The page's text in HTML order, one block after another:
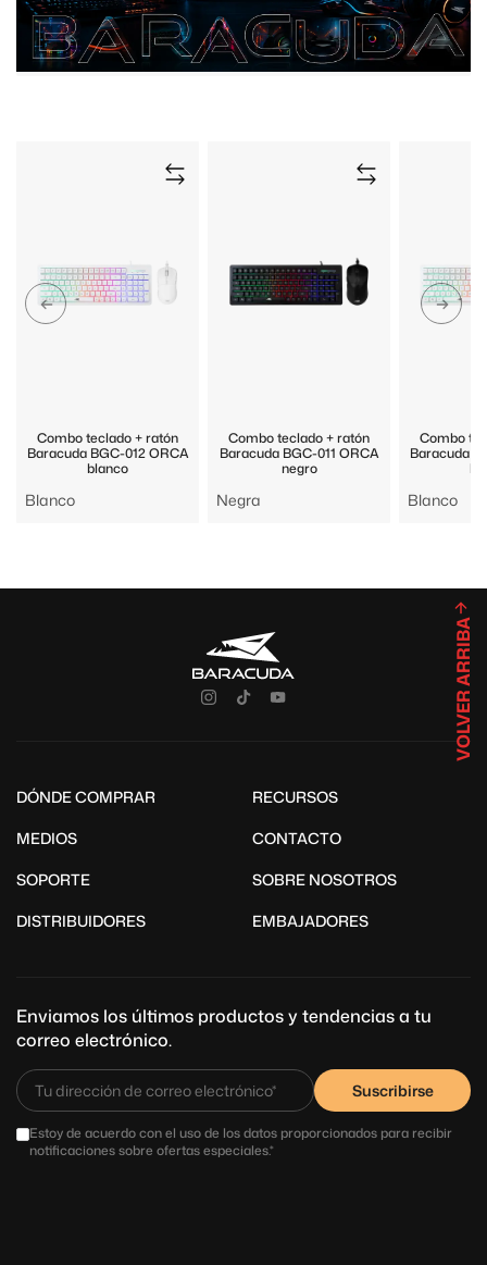
Combo teclado + ratón
Baracuda BGC-012 ORCA
blanco
Blanco
Combo teclado + ratón
Baracuda BGC-011 ORCA
negro
Negra
Combo
Baracuda
Blanco
DÓNDE COMPRAR
RECURSOS
MEDIOS
CONTACTO
SOPORTE
SOBRE NOSOTROS
DISTRIBUIDORES
EMBAJADORES
Enviamos los últimos productos y tendencias a tu
correo electrónico.
Suscribirse
Estoy de acuerdo con el uso de los datos proporcionados para recibir
notificaciones sobre ofertas especiales.*
VOLVER ARRIBA